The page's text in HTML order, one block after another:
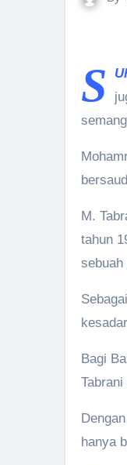
S
M.
tahun
sebuah
Bagi
hanya